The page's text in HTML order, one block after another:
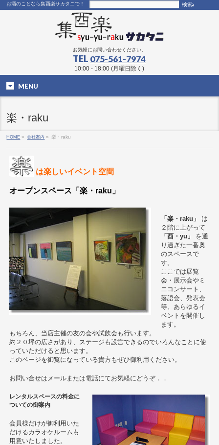
お酒のことなら集酉楽サカタニで！
お気軽にお問い合わせください。
TEL 075-561-7974
10:00 - 18:00 (月曜日除く)
MENU
楽・raku
HOME » 会社案内 » 楽・raku
は楽しいイベント空間
オープンスペース「楽・raku」
「楽・raku」
は
２階に上がって
「酉・yu」
を通
り過ぎた一番奥
のスペースで
す。
ここでは展覧
会・展示会やミ
ニコンサート、
落語会、発表会
等、あらゆるイ
ベントを開催し
ます。
もちろん、当店主催の友の会や試飲会も行います。
約２０坪の広さがあり、ステージも設営できるのでいろんなことに使
っていただけると思います。
このページを御覧になっている貴方もぜひ御利用ください。
お問い合せはメールまたは電話にてお気軽にどうぞ．．
レンタルスペースの料金に
ついての御案内
会員様だけが御利用いた
だけるカラオケルームも
用意いたしました。